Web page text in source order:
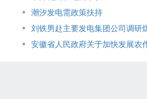
潮汐发电需政策扶持
刘铁男赴主要发电集团公司调研
安徽省人民政府关于加快发展农